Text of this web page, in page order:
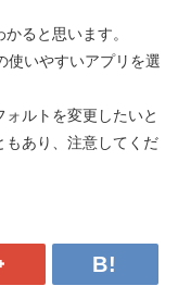
ると思います。
使いやすいアプリを選
ルトを変更したいと
もあり、注意してくだ